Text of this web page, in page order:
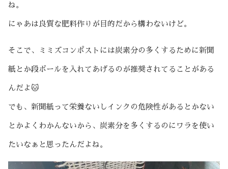
ね。
にゃあは良質な肥料作りが目的だから構わないけど。
そこで、ミミズコンポストには炭素分の多くするために新聞
紙とか段ボールを入れてあげるのが推奨されてることがある
んだよ🐱
でも、新聞紙って栄養ないしインクの危険性があるとかない
とかよくわかんないから、炭素分を多くするのにワラを使い
たいなぁと思ったんだよね。